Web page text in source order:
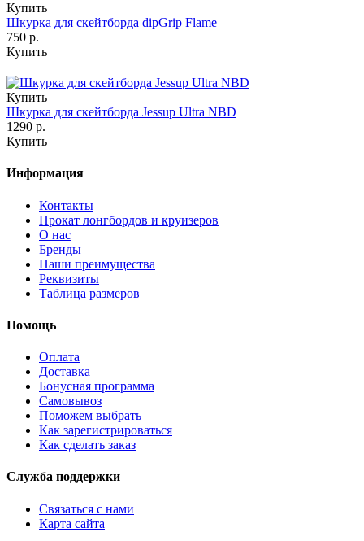
Купить
Шкурка для скейтборда dipGrip Flame
750 р.
Купить
Купить
Шкурка для скейтборда Jessup Ultra NBD
1290 р.
Купить
Информация
Контакты
Прокат лонгбордов и круизеров
О нас
Бренды
Наши преимущества
Реквизиты
Таблица размеров
Помощь
Оплата
Доставка
Бонусная программа
Самовывоз
Поможем выбрать
Как зарегистрироваться
Как сделать заказ
Служба поддержки
Связаться с нами
Карта сайта